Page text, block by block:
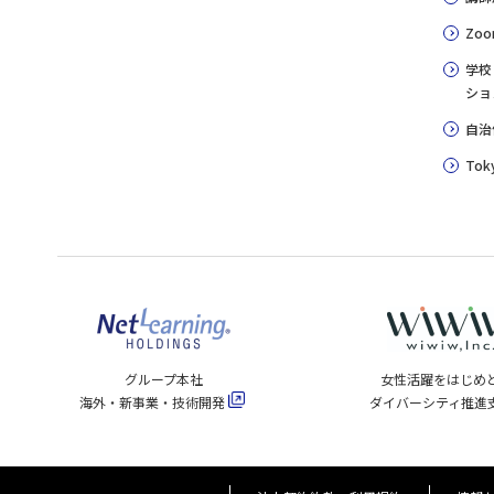
学
シ
自
グループ本社
海外・新事業・技術開発
女性活躍をはじめ
ダイバーシティ推進